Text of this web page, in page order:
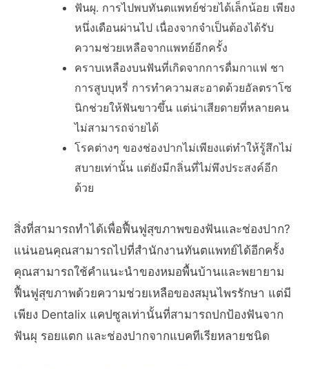
ฟันผุ. การไปพบทันตแพทย์ช่วยได้เล็กน้อย เพียง
หนึ่งเดือนผ่านไป เนื่องจากจำเป็นต้องได้รับ
ความช่วยเหลือจากแพทย์อีกครั้ง
คราบเหลืองบนฟันที่เกิดจากการดื่มกาแฟ ชา
การสูบบุหรี่ การทำความสะอาดด้วยอัลตราโซ
นิกช่วยให้ฟันขาวขึ้น แต่น่าเสียดายที่หลายคน
ไม่สามารถจ่ายได้
โรคต่างๆ ของช่องปากไม่เพียงแต่ทำให้รู้สึกไม่
สบายเท่านั้น แต่ยังมีกลิ่นที่ไม่พึงประสงค์อีก
ด้วย
สิ่งที่สามารถทำได้เพื่อฟื้นฟูสุขภาพของฟันและช่องปาก?
แน่นอนคุณสามารถไปที่สำนักงานทันตแพทย์ได้อีกครั้ง
คุณสามารถใช้คำแนะนำของหมอพื้นบ้านและพยายาม
ฟื้นฟูสุขภาพด้วยความช่วยเหลือของสมุนไพรรักษา แต่มี
เพียง Dentalix แคปซูลเท่านั้นที่สามารถปกป้องฟันจาก
ฟันผุ รอยแตก และช่องปากจากแบคทีเรียหลายชนิด